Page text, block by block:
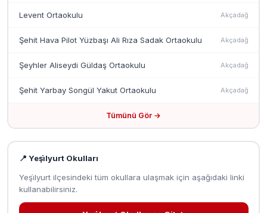
Levent Ortaokulu Akçadağ
Şehit Hava Pilot Yüzbaşı Ali Rıza Sadak Ortaokulu Akçadağ
Şeyhler Aliseydi Güldaş Ortaokulu Akçadağ
Şehit Yarbay Songül Yakut Ortaokulu Akçadağ
Tümünü Gör →
📍 Yeşi̇lyurt Okulları
Yeşi̇lyurt ilçesindeki tüm okullara ulaşmak için aşağıdaki linki
kullanabilirsiniz.